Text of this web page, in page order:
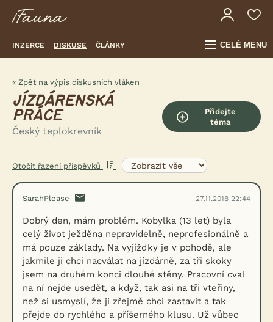
INZERCE DISKUSE ČLÁNKY CELÉ MENU
« Zpět na výpis diskusních vláken
JÍZDÁRENSKÁ
PRÁCE
Český teplokrevník
Přidejte
téma
Otočit řazení příspěvků
SarahPlease 27.11.2018 22:44
Dobrý den, mám problém. Kobylka (13 let) byla
celý život ježděna nepravidelně, neprofesionálně a
má pouze základy. Na vyjížďky je v pohodě, ale
jakmile ji chci nacválat na jízdárně, za tři skoky
jsem na druhém konci dlouhé stěny. Pracovní cval
na ní nejde usedět, a když, tak asi na tři vteřiny,
než si usmyslí, že ji zřejmě chci zastavit a tak
přejde do rychlého a příšerného klusu. Už vůbec